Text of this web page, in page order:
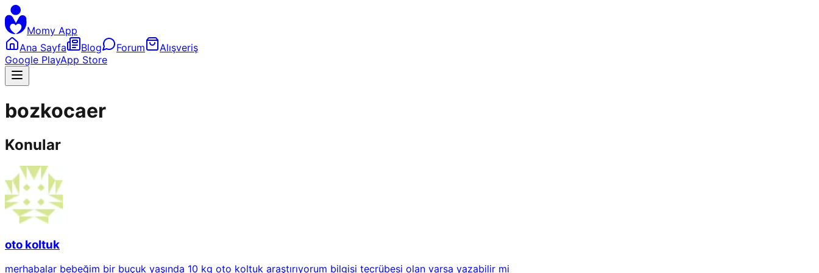
Momy App
Ana Sayfa
Blog Forum
Alışveriş
Google PlayApp Store
bozkocaer
Konular
oto koltuk
merhabalar bebeğim bir buçuk yaşında 10 kg oto koltuk araştırıyorum bilgisi tecrübesi olan varsa yazabilir mi